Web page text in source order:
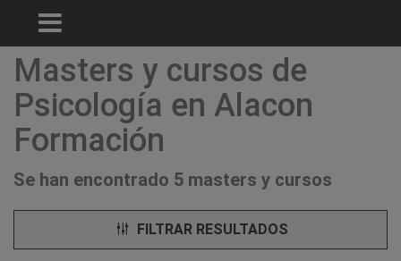
Masters y cursos de
Psicología en Alacon
Formación
Se han encontrado 5 masters y cursos
FILTRAR RESULTADOS